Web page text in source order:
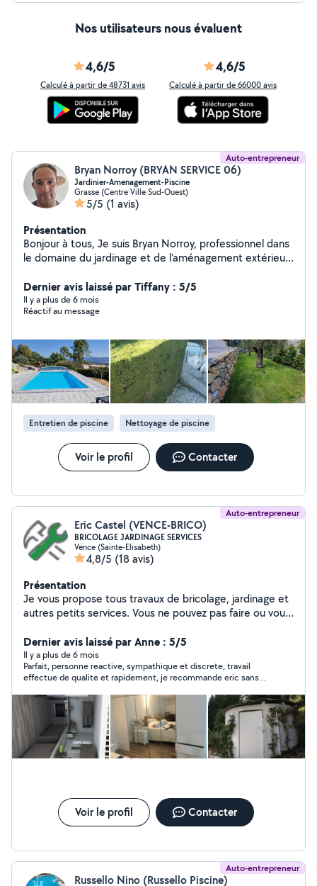
Nos utilisateurs nous évaluent
4,6/5
Calculé à partir de 48731 avis
4,6/5
Calculé à partir de 66000 avis
Auto-entrepreneur
Bryan Norroy (BRYAN SERVICE 06)
Jardinier-Amenagement-Piscine
Grasse (Centre Ville Sud-Ouest)
5/5 (1 avis)
Présentation
Bonjour à tous, Je suis Bryan Norroy, professionnel dans
le domaine du jardinage et de l'aménagement extérieur.
vos espaces verts. Services proposés : Entretien de
jardins (tonte, taille, désherbage) Création et
aménagement paysager (plantation, conception de
entretien) Contactez-moi pour un devis gratuit ou pour
toute question !
Dernier avis laissé par Tiffany : 5/5
Il y a plus de 6 mois
Réactif au message
Entretien de piscine Nettoyage de piscine
Voir le profil Contacter
Auto-entrepreneur
Eric Castel (VENCE-BRICO)
BRICOLAGE JARDINAGE SERVICES
Vence (Sainte-Elisabeth)
4,8/5 (18 avis)
Présentation
Je vous propose tous travaux de bricolage, jardinage et
autres petits services. Vous ne pouvez pas faire ou vous
Dernier avis laissé par Anne : 5/5
Il y a plus de 6 mois
Parfait, personne reactive, sympathique et discrete, travail
effectue de qualite et rapidement, je recommande eric sans
Voir le profil Contacter
Auto-entrepreneur
Russello Nino (Russello Piscine)